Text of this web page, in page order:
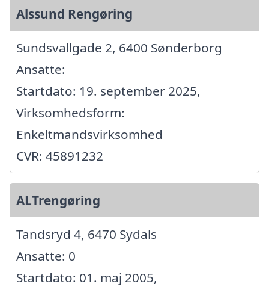
Alssund Rengøring
Sundsvallgade 2, 6400 Sønderborg
Ansatte:
Startdato: 19. september 2025,
Virksomhedsform:
Enkeltmandsvirksomhed
CVR: 45891232
ALTrengøring
Tandsryd 4, 6470 Sydals
Ansatte: 0
Startdato: 01. maj 2005,